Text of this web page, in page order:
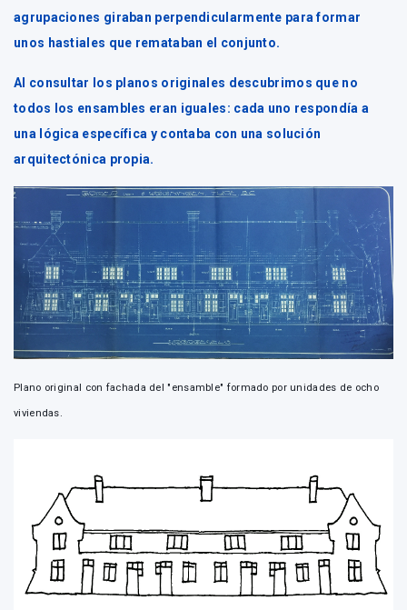
agrupaciones giraban perpendicularmente para formar
unos hastiales que remataban el conjunto.
Al consultar los planos originales descubrimos que no
todos los ensambles eran iguales: cada uno respondía a
una lógica específica y contaba con una solución
arquitectónica propia.
Plano original con fachada del "ensamble" formado por unidades de ocho
viviendas.